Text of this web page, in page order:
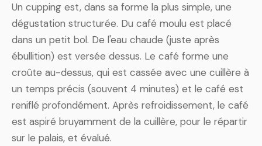
Un cupping est, dans sa forme la plus simple, une
dégustation structurée. Du café moulu est placé
dans un petit bol. De l'eau chaude (juste après
ébullition) est versée dessus. Le café forme une
croûte au-dessus, qui est cassée avec une cuillère à
un temps précis (souvent 4 minutes) et le café est
reniflé profondément. Après refroidissement, le café
est aspiré bruyamment de la cuillère, pour le répartir
sur le palais, et évalué.